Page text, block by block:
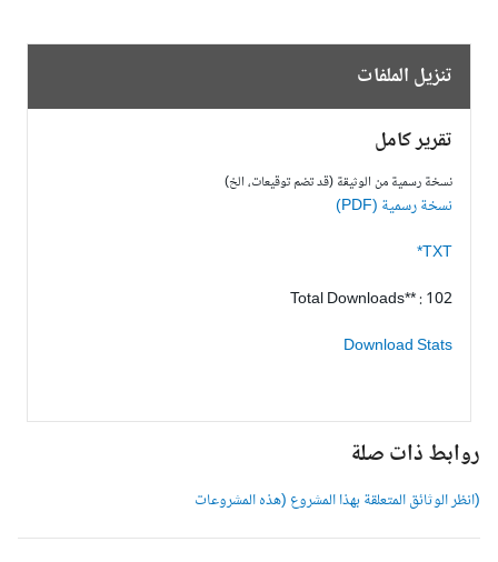
تنزيل الملفات
تقرير كامل
نسخة رسمية من الوثيقة (قد تضم توقيعات، الخ)
نسخة رسمية (PDF)
TXT*
Total Downloads** : 102
Download Stats
روابط ذات صلة
(انظر الوثائق المتعلقة بهذا المشروع (هذه المشروعات